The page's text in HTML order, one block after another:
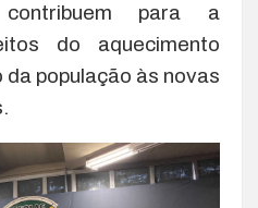
para a
do aquecimento
população às novas